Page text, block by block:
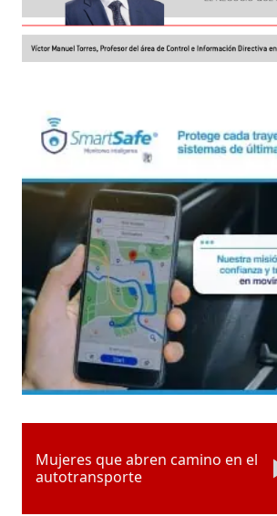
Mujeres que abren camino en el
autotransporte